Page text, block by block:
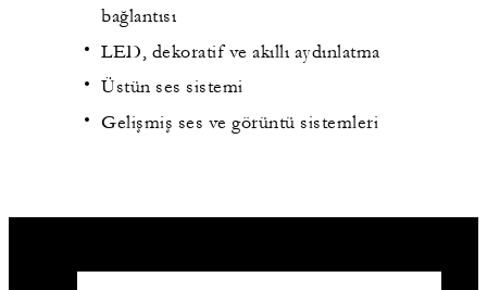
bağlantısı
LED, dekoratif ve akıllı aydınlatma
Üstün ses sistemi
Gelişmiş ses ve görüntü sistemleri